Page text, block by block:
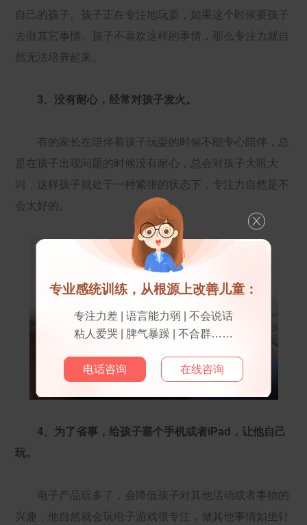
自己的孩子。孩子正在专注地玩耍，如果这个时候要孩子
去做其它事情。孩子不喜欢这样的事情，那么专注力就自
然无法培养起来。
3、没有耐心，经常对孩子发火。
有的家长在陪伴着孩子玩耍的时候不能专心陪伴，总
是在孩子出现问题的时候没有耐心，总会对孩子大吼大
叫，这样孩子就处于一种紧张的状态下，专注力自然是不
会太好的。
4、为了省事，给孩子塞个手机或者iPad，让他自己
玩。
电子产品玩多了，会降低孩子对其他活动或者事物的
兴趣，他自然就会玩电子游戏很专注，做其他事情如坐针
专业感统训练，从根源上改善儿童：
专注力差 | 语言能力弱 | 不会说话
粘人爱哭 | 脾气暴躁 | 不合群……
电话咨询 在线咨询